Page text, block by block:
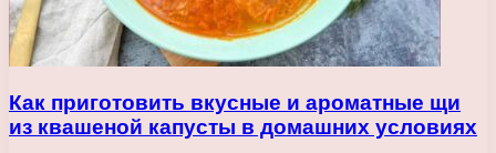
Как приготовить вкусные и ароматные щи
из квашеной капусты в домашних условиях